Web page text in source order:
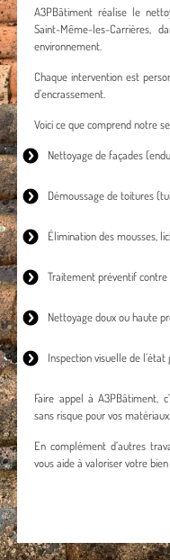
A3PBâtiment réalise le
Saint-Même-les-Carrières,
environnement.
Chaque intervention est
d’encrassement.
Voici ce que comprend notre
Nettoyage de façades
Démoussage de toitures
Élimination des mousses,
Traitement préventif
Nettoyage doux ou haute
Inspection visuelle de
Faire appel à A3PBâtiment,
sans risque pour vos matériaux.
En complément d’autres
vous aide à valoriser votre